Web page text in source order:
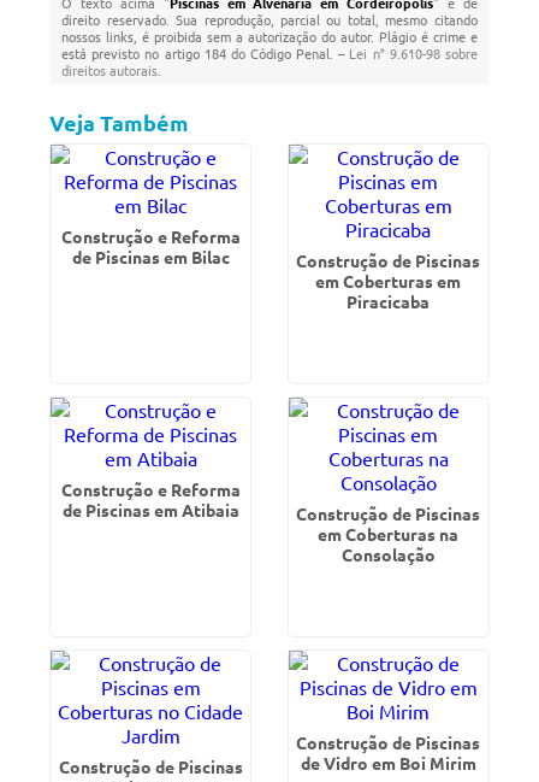
direito reservado. Sua reprodução, parcial ou total, mesmo citando
nossos links, é proibida sem a autorização do autor. Plágio é crime e
está previsto no artigo 184 do Código Penal. – Lei n° 9.610-98 sobre
direitos autorais
Veja Também
Construção e Reforma
de Piscinas em Bilac
Construção de Piscinas
em Coberturas em
Piracicaba
Construção e Reforma
de Piscinas em Atibaia
Construção de Piscinas
em Coberturas na
Consolação
Construção de Piscinas
Construção de Piscinas
de Vidro em Boi Mirim